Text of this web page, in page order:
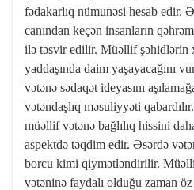
fədakarlıq nümunəsi hesab edir.
canından keçən insanların
ilə təsvir edilir. Müəllif şəhidlərin
yaddaşında daim yaşayacağını
vətənə sədaqət ideyasını
vətəndaşlıq məsuliyyəti
müəllif vətənə bağlılıq hissini
aspektdə təqdim edir. Əsərdə
borcu kimi qiymətləndirilir.
vətəninə faydalı olduğu zaman